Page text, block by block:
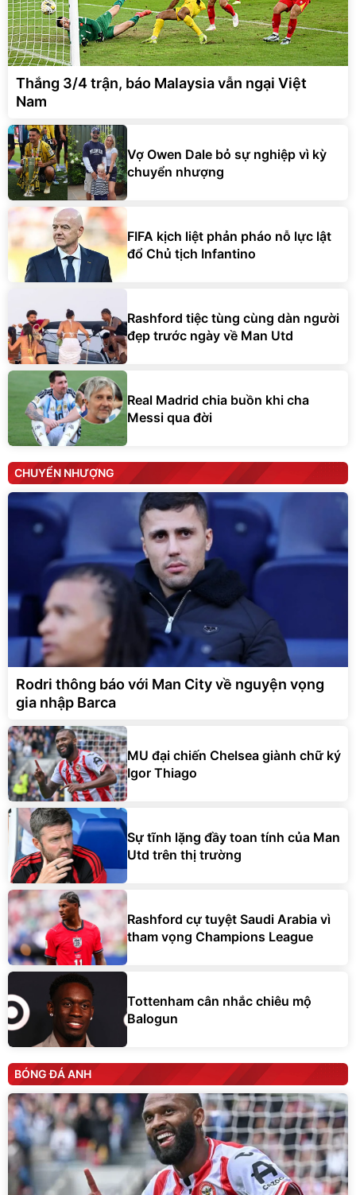
Thắng 3/4 trận, báo Malaysia vẫn ngại Việt
Nam
Vợ Owen Dale bỏ sự nghiệp vì kỳ
chuyển nhượng
FIFA kịch liệt phản pháo nỗ lực lật
đổ Chủ tịch Infantino
Rashford tiệc tùng cùng dàn người
đẹp trước ngày về Man Utd
Real Madrid chia buồn khi cha
Messi qua đời
CHUYỂN NHƯỢNG
Rodri thông báo với Man City về nguyện vọng
gia nhập Barca
MU đại chiến Chelsea giành chữ ký
Igor Thiago
Sự tĩnh lặng đầy toan tính của Man
Utd trên thị trường
Rashford cự tuyệt Saudi Arabia vì
tham vọng Champions League
Tottenham cân nhắc chiêu mộ
Balogun
BÓNG ĐÁ ANH